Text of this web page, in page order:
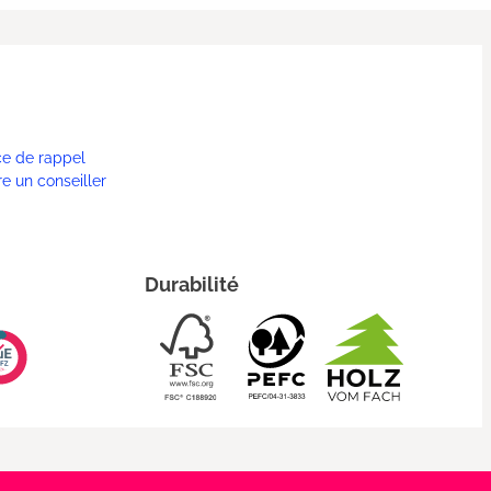
de rappel
un conseiller
Durabilité